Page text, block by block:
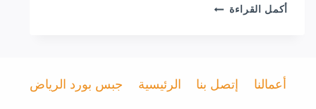
أكمل القراءة معلم
مباني
أعمالنا إتصل بنا الرئيسية جبس بورد الرياض